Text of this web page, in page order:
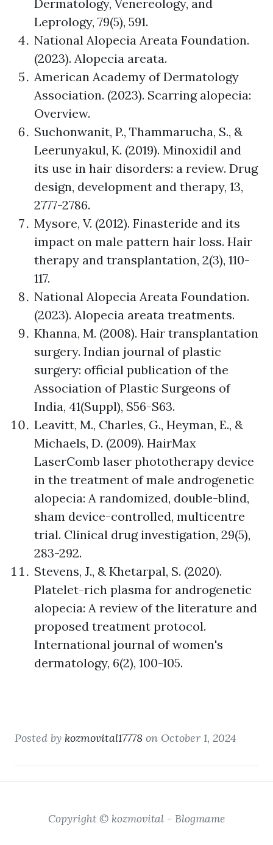
Dermatology, Venereology, and
Leprology, 79(5), 591.
National Alopecia Areata Foundation.
(2023). Alopecia areata.
American Academy of Dermatology
Association. (2023). Scarring alopecia:
Overview.
Suchonwanit, P., Thammarucha, S., &
Leerunyakul, K. (2019). Minoxidil and
its use in hair disorders: a review. Drug
design, development and therapy, 13,
2777-2786.
Mysore, V. (2012). Finasteride and its
impact on male pattern hair loss. Hair
therapy and transplantation, 2(3), 110-
117.
National Alopecia Areata Foundation.
(2023). Alopecia areata treatments.
Khanna, M. (2008). Hair transplantation
surgery. Indian journal of plastic
surgery: official publication of the
Association of Plastic Surgeons of
India, 41(Suppl), S56-S63.
Leavitt, M., Charles, G., Heyman, E., &
Michaels, D. (2009). HairMax
LaserComb laser phototherapy device
in the treatment of male androgenetic
alopecia: A randomized, double-blind,
sham device-controlled, multicentre
trial. Clinical drug investigation, 29(5),
283-292.
Stevens, J., & Khetarpal, S. (2020).
Platelet-rich plasma for androgenetic
alopecia: A review of the literature and
proposed treatment protocol.
International journal of women's
dermatology, 6(2), 100-105.
Posted by kozmovital17778 on October 1, 2024
Copyright © kozmovital - Blogmame